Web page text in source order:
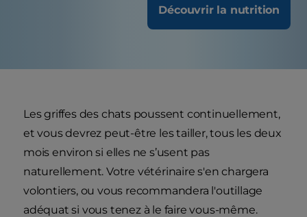
Découvrir la nutrition
Les griffes des chats poussent continuellement,
et vous devrez peut-être les tailler, tous les deux
mois environ si elles ne s’usent pas
naturellement. Votre vétérinaire s'en chargera
volontiers, ou vous recommandera l'outillage
adéquat si vous tenez à le faire vous-même.